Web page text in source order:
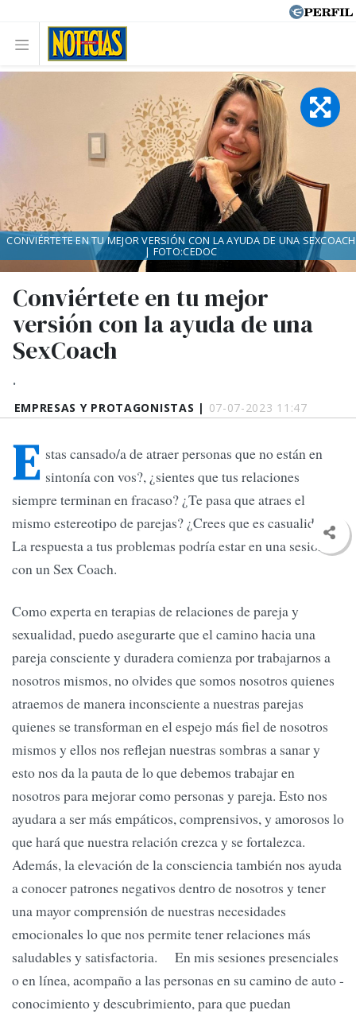
EMPRESAS Y PROTAGONISTAS | 07-07-2023 11:47
Conviértete en tu mejor
versión con la ayuda de una
SexCoach
.
CONVIÉRTETE EN TU MEJOR VERSIÓN CON LA AYUDA DE UNA SEXCOACH
| FOTO:CEDOC
E stas cansado/a de atraer personas que no están en
sintonía con vos?, ¿sientes que tus relaciones
siempre terminan en fracaso? ¿Te pasa que atraes el
mismo estereotipo de parejas? ¿Crees que es casualidad?
La respuesta a tus problemas podría estar en una sesión
con un Sex Coach.
Como experta en terapias de relaciones de pareja y
sexualidad, puedo asegurarte que el camino hacia una
pareja consciente y duradera comienza por trabajarnos a
nosotros mismos, no olvides que somos nosotros quienes
atraemos de manera inconsciente a nuestras parejas
quienes se transforman en el espejo más fiel de nosotros
mismos y ellos nos reflejan nuestras sombras a sanar y
esto nos da la pauta de lo que debemos trabajar en
nosotros para mejorar como personas y pareja. Esto nos
ayudara a ser más empáticos, comprensivos, y amorosos lo
que hará que nuestra relación crezca y se fortalezca.
Además, la elevación de la consciencia también nos ayuda
a conocer patrones negativos dentro de nosotros y tener
una mayor comprensión de nuestras necesidades
emocionales lo que nos permite tener relaciones más
saludables y satisfactoria. En mis sesiones presenciales
o en línea, acompaño a las personas en su camino de auto -
conocimiento y descubrimiento, para que puedan